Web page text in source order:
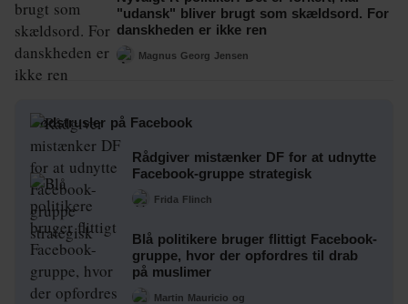
"udansk" bliver brugt som skældsord. For
danskheden er ikke ren
Magnus Georg Jensen
Dødstrusler på Facebook
Rådgiver mistænker DF for at udnytte
Facebook-gruppe strategisk
Frida Flinch
Blå politikere bruger flittigt Facebook-
gruppe, hvor der opfordres til drab
på muslimer
Martin Mauricio og